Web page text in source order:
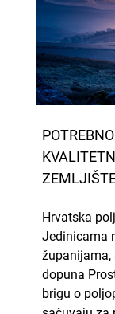
Hrvatska
Jedinicama
županijama,
dopuna
brigu o